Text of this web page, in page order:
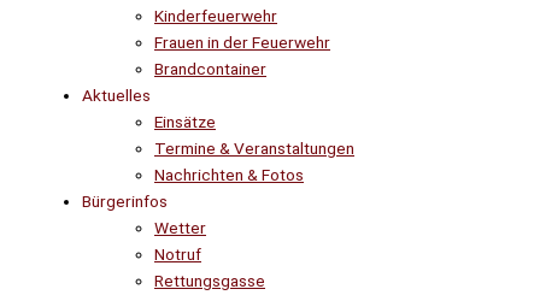
Kinderfeuerwehr
Frauen in der Feuerwehr
Brandcontainer
Aktuelles
Einsätze
Termine & Veranstaltungen
Nachrichten & Fotos
Bürgerinfos
Wetter
Notruf
Rettungsgasse